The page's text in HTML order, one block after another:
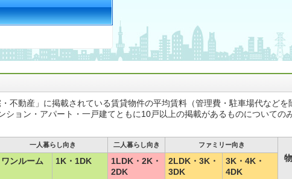
不動産」に掲載されている賃貸物件の平均賃料（管理費・駐車場代などを
ション・アパート・一戸建てともに10戸以上の掲載があるものについての
一人暮らし向き 二人暮らし向き ファミリー向き
ワンルーム 1K・1DK
1LDK・2K・
2DK
2LDK・3K・
3DK
3K・4K・
4DK